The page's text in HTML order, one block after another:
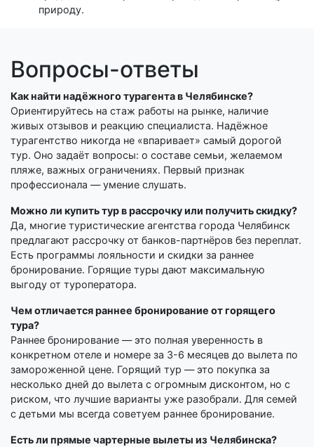
природу.
Вопросы-ответы
Как найти надёжного турагента в Челябинске?
Ориентируйтесь на стаж работы на рынке, наличие
живых отзывов и реакцию специалиста. Надёжное
турагентство никогда не «впаривает» самый дорогой
тур. Оно задаёт вопросы: о составе семьи, желаемом
пляже, важных ограничениях. Первый признак
профессионала — умение слушать.
Можно ли купить тур в рассрочку или получить скидку?
Да, многие туристические агентства города Челябинск
предлагают рассрочку от банков-партнёров без переплат.
Есть программы лояльности и скидки за раннее
бронирование. Горящие туры дают максимальную
выгоду от туроператора.
Чем отличается раннее бронирование от горящего
тура?
Раннее бронирование — это полная уверенность в
конкретном отеле и номере за 3-6 месяцев до вылета по
замороженной цене. Горящий тур — это покупка за
несколько дней до вылета с огромным дисконтом, но с
риском, что лучшие варианты уже разобрали. Для семей
с детьми мы всегда советуем раннее бронирование.
Есть ли прямые чартерные вылеты из Челябинска?